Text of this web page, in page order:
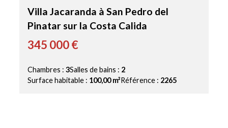
Villa Jacaranda à San Pedro del
Pinatar sur la Costa Calida
345 000 €
Chambres :3Salles de bains : 2
Surface habitable : 100,00 m²Référence : 2265